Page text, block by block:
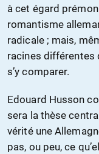
à cet égard
romantisme
radicale ; mais,
racines différentes
s’y comparer.
Edouard Husson
sera la thèse
vérité une
pas, ou peu, ce